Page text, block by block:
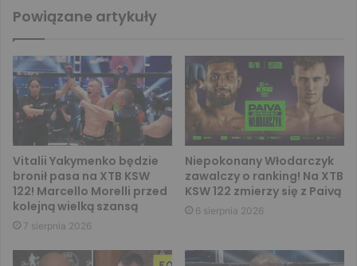
Powiązane artykuły
Vitalii Yakymenko będzie
bronił pasa na XTB KSW
122! Marcello Morelli przed
kolejną wielką szansą
7 sierpnia 2026
Niepokonany Włodarczyk
zawalczy o ranking! Na XTB
KSW 122 zmierzy się z Paivą
6 sierpnia 2026